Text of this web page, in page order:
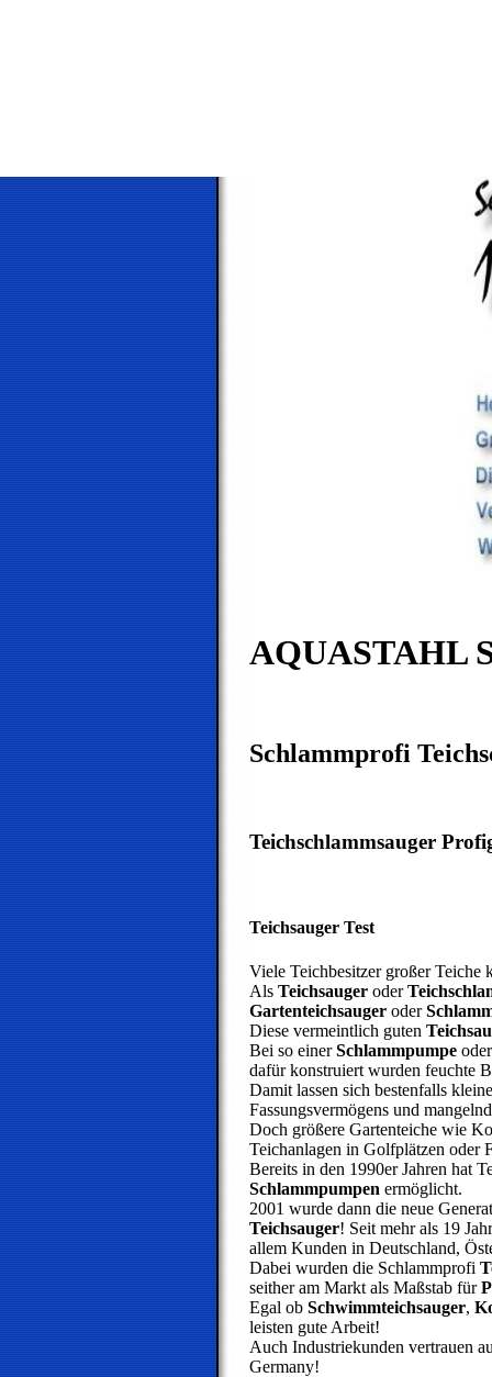
AQUASTAHL
Schlammprofi
Teichschlammsauger
Teichsauger Test
Viele Teichbesitzer großer Teiche
Als Teichsauger oder
Gartenteichsauger oder
Diese vermeintlich guten
Bei so einerSchlammpumpe
dafür konstruiert wurden feuchte
Damit lassen sich bestenfalls
Fassungsvermögens und
Doch größere Gartenteiche wie
Teichanlagen in Golfplätzen oder
Bereits in den 1990er Jahren hat
Schlammpumpen ermöglicht.
2001 wurde dann die neue
Teichsauger! Seit mehr als 19
allem Kunden in Deutschland,
Dabei wurden die Schlammprofi
seither am Markt als Maßstab für
Egal ob Schwimmteichsauger,
leisten gute Arbeit!
Auch Industriekunden vertrauen
Germany!